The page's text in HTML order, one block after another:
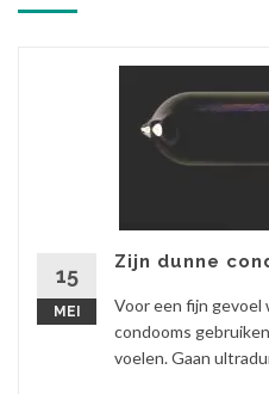
15
MEI
Zijn dunne
Voor een fijn gevoel
condooms
voelen. Gaan